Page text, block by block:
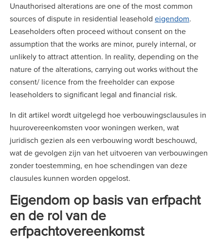
Unauthorised alterations are one of the most common
sources of dispute in residential leasehold eigendom.
Leaseholders often proceed without consent on the
assumption that the works are minor, purely internal, or
unlikely to attract attention. In reality, depending on the
nature of the alterations, carrying out works without the
consent/ licence from the freeholder can expose
leaseholders to significant legal and financial risk.
In dit artikel wordt uitgelegd hoe verbouwingsclausules in
huurovereenkomsten voor woningen werken, wat
juridisch gezien als een verbouwing wordt beschouwd,
wat de gevolgen zijn van het uitvoeren van verbouwingen
zonder toestemming, en hoe schendingen van deze
clausules kunnen worden opgelost.
Eigendom op basis van erfpacht
en de rol van de
erfpachtovereenkomst